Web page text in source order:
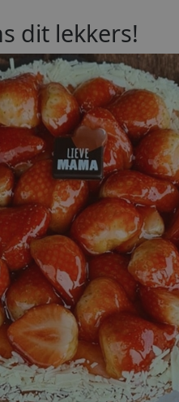
dit lekkers!